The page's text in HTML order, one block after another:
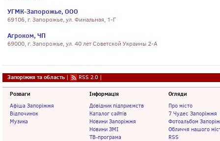
УГМК-Запорожье, ООО
69106, г. Запорожье, ул. Финальная, 1-Г
Агроком, ЧП
69000, г. Запорожье, ул. 40 лет Советской Украины 2-А
Запоріжжя та область | RSS 2.0 |
Розваги
Афіша Запоріжжя
Відпочинок
Музика
Інформація
Довідник підприємств
Каталог сайтів
Новини Запоріжжя
Новини ЗМІ
ТВ-програма
Огляди
Про місто
7 Чудес Запоріжжя
Фотоальбом
Обличчя нашого
RSS